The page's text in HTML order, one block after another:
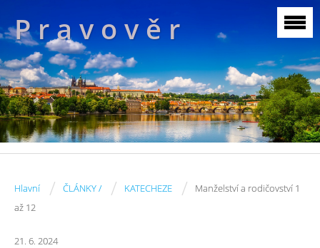
P r a v o v ě r
Hlavní / ČLÁNKY / / KATECHEZE /
Manželství a rodičovství 1
až 12
21. 6. 2024